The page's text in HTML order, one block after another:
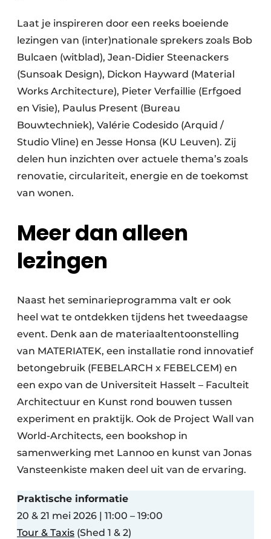
Laat je inspireren door een reeks boeiende
lezingen van (inter)nationale sprekers zoals Bob
Bulcaen (witblad), Jean-Didier Steenackers
(Sunsoak Design), Dickon Hayward (Material
Works Architecture), Pieter Verfaillie (Erfgoed
en Visie), Paulus Present (Bureau
Bouwtechniek), Valérie Codesido (Arquid /
Studio Vline) en Jesse Honsa (KU Leuven). Zij
delen hun inzichten over actuele thema’s zoals
renovatie, circulariteit, energie en de toekomst
van wonen.
Meer dan alleen
lezingen
Naast het seminarieprogramma valt er ook
heel wat te ontdekken tijdens het tweedaagse
event. Denk aan de materiaaltentoonstelling
van MATERIATEK, een installatie rond innovatief
betongebruik (FEBELARCH x FEBELCEM) en
een expo van de Universiteit Hasselt – Faculteit
Architectuur en Kunst rond bouwen tussen
experiment en praktijk. Ook de Project Wall van
World-Architects, een bookshop in
samenwerking met Lannoo en kunst van Jonas
Vansteenkiste maken deel uit van de ervaring.
Praktische informatie
20 & 21 mei 2026 | 11:00 – 19:00
Tour & Taxis (Shed 1 & 2)